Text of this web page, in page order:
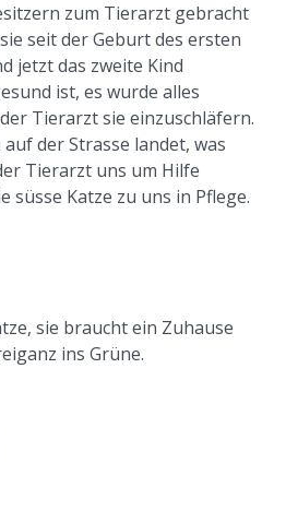
zum Tierarzt gebracht
seit der Geburt des ersten
jetzt das zweite Kind
ist, es wurde alles
Tierarzt sie einzuschläfern.
der Strasse landet, was
Tierarzt uns um Hilfe
süsse Katze zu uns in Pflege.
sie braucht ein Zuhause
ins Grüne.